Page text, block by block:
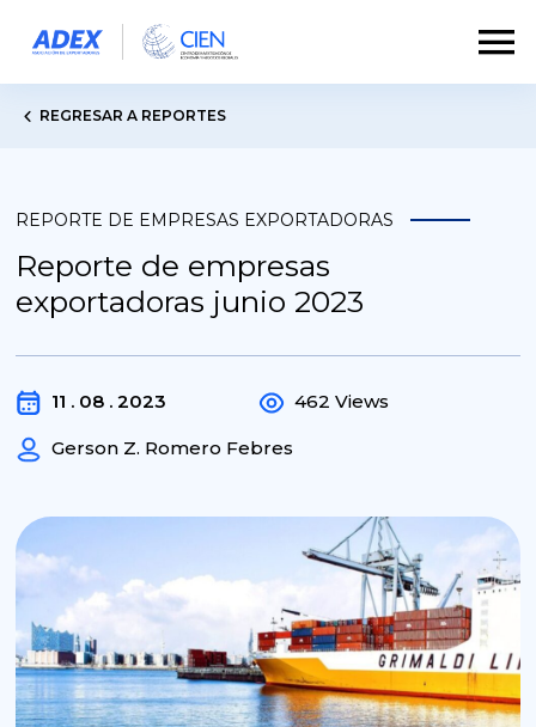
REGRESAR A REPORTES
REPORTE DE EMPRESAS EXPORTADORAS
Reporte de empresas
exportadoras junio 2023
11 . 08 . 2023
Gerson Z. Romero Febres
462 Views